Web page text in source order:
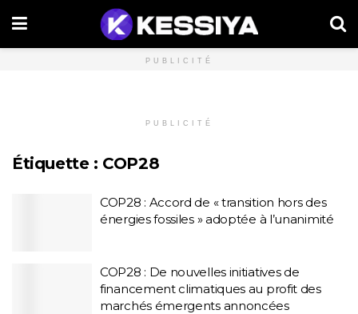
PUBLICITÉ
PUBLICITÉ
Étiquette : COP28
COP28 : Accord de « transition hors des
énergies fossiles » adoptée à l’unanimité
COP28 : De nouvelles initiatives de
financement climatiques au profit des
marchés émergents annoncées